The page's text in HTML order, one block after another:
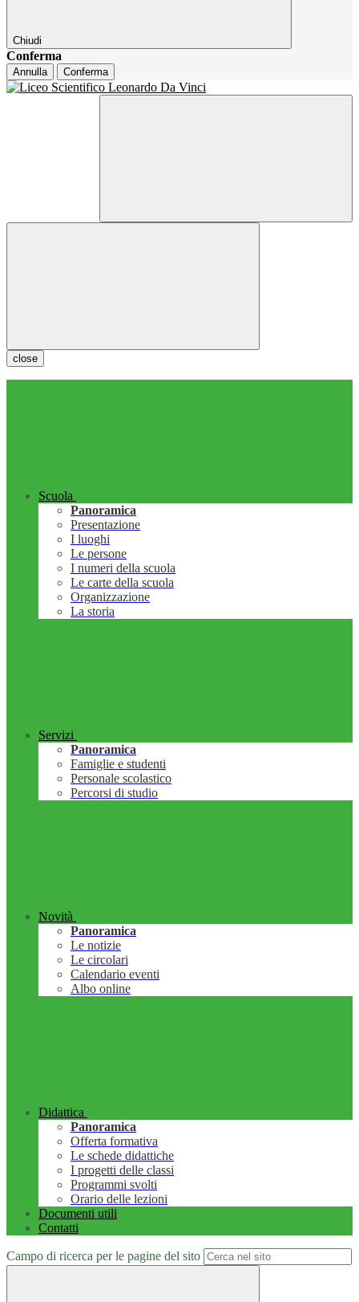
Chiudi
Conferma
Annulla Conferma
close
Scuola
Panoramica
Presentazione
I luoghi
Le persone
I numeri della scuola
Le carte della scuola
Organizzazione
La storia
Servizi
Panoramica
Famiglie e studenti
Personale scolastico
Percorsi di studio
Novità
Panoramica
Le notizie
Le circolari
Calendario eventi
Albo online
Didattica
Panoramica
Offerta formativa
Le schede didattiche
I progetti delle classi
Programmi svolti
Orario delle lezioni
Documenti utili
Contatti
Campo di ricerca per le pagine del sito